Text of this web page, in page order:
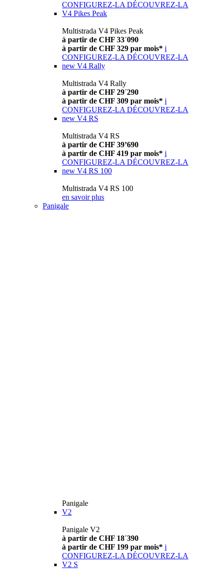
CONFIGUREZ-LA DÉCOUVREZ-LA
V4 Pikes Peak
Multistrada V4 Pikes Peak
à partir de CHF 33´090
à partir de CHF 329 par mois* i
CONFIGUREZ-LA DÉCOUVREZ-LA
new V4 Rally
Multistrada V4 Rally
à partir de CHF 29´290
à partir de CHF 309 par mois* i
CONFIGUREZ-LA DÉCOUVREZ-LA
new V4 RS
Multistrada V4 RS
à partir de CHF 39’690
à partir de CHF 419 par mois* i
CONFIGUREZ-LA DÉCOUVREZ-LA
new V4 RS 100
Multistrada V4 RS 100
en savoir plus
Panigale
Panigale
V2
Panigale V2
à partir de CHF 18´390
à partir de CHF 199 par mois* i
CONFIGUREZ-LA DÉCOUVREZ-LA
V2 S